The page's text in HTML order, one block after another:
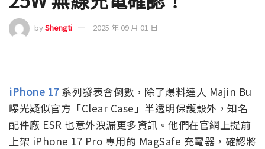
byShengti 2025 年 09 月 01 日
iPhone 17系列發表會倒數，除了爆料達人 Majin Bu
曝光疑似官方「Clear Case」半透明保護殼外，知名
配件廠 ESR 也意外洩漏更多資訊。他們在官網上提前
上架 iPhone 17 Pro 專用的 MagSafe 充電器，確認將